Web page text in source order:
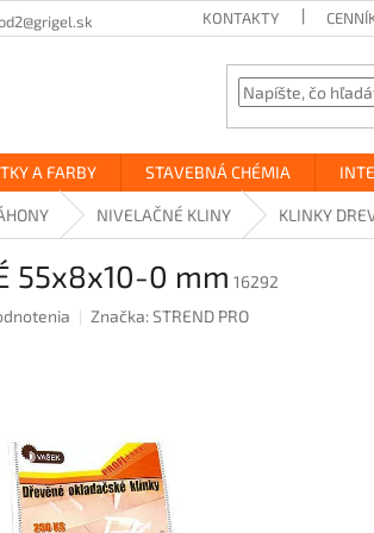
KONTAKTY
A FARBY STAVEBNÁ CHÉMIA
NIVELAČNÉ KLINY KLINKY
55x8x10-0 mm 16292
Značka:STREND PRO